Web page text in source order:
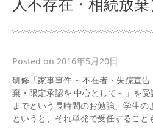
Posted on 2016年5月20日
研修「家事事件 ～不在者・失踪宣
棄・限定承認を 中心として～」を
までという長時間のお勉強、学生
というと、それ単発で受任すること